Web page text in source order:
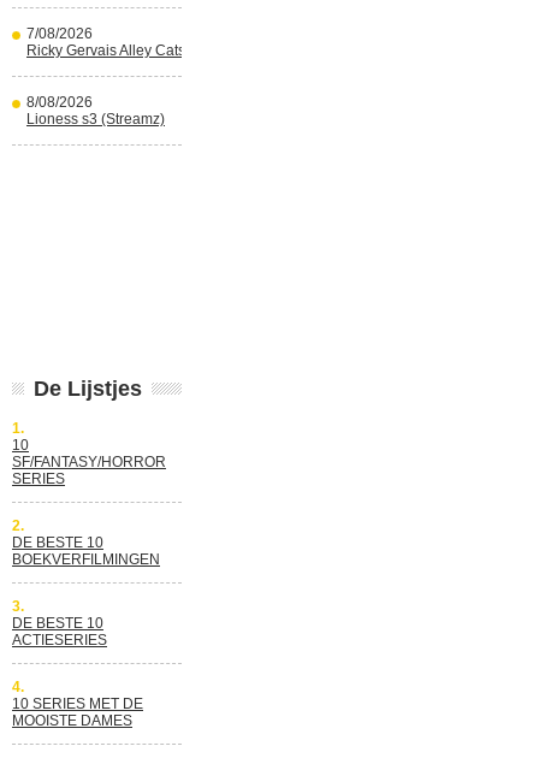
7/08/2026
Ricky Gervais Alley Cats (Netflix)
8/08/2026
Lioness s3 (Streamz)
De Lijstjes
1.
10
SF/FANTASY/HORROR
SERIES
2.
DE BESTE 10
BOEKVERFILMINGEN
3.
DE BESTE 10
ACTIESERIES
4.
10 SERIES MET DE
MOOISTE DAMES